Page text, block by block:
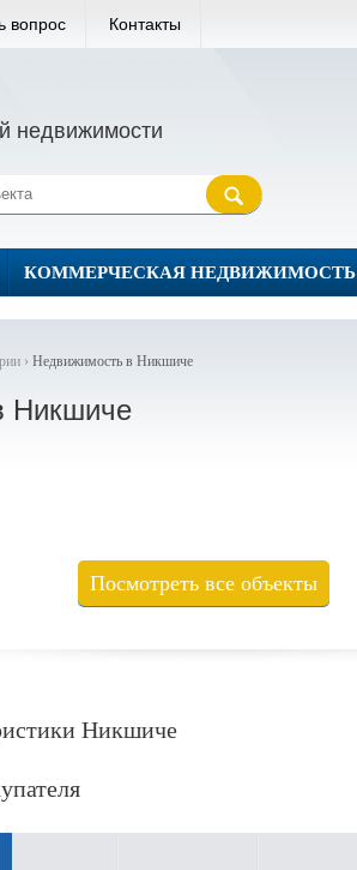
вопрос Контакты
недвижимости
КОММЕРЧЕСКАЯ НЕДВИЖИМОСТЬ
› Недвижимость в Никшиче
Никшиче
Посмотреть все объекты
Никшиче